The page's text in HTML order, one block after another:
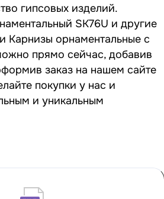
гипсовых изделий.
SK76U и другие
Карнизы орнаментальные с
прямо сейчас, добавив
заказ на нашем сайте
покупки у нас и
и уникальным